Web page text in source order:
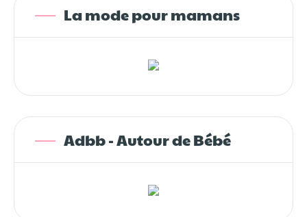
La mode pour mamans
Adbb - Autour de Bébé